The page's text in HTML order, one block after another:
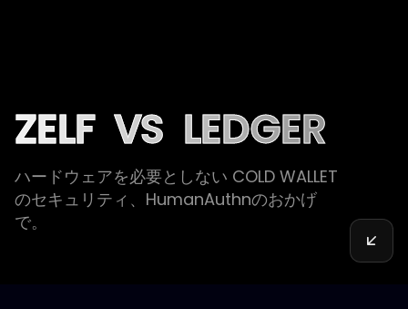
ZELF VS LEDGER
ハードウェアを必要としない COLD WALLET
のセキュリティ、HumanAuthnのおかげ
で。